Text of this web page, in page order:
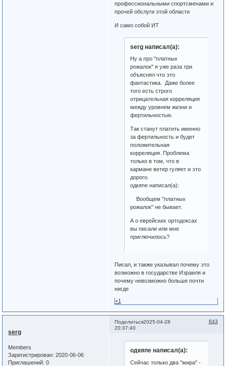
профессиональными спортсменами и
прочей обслуги этой области
И само собой ИТ
serg написал(а):
Ну а про "платных
рожалок" я уже раза три
объяснял что это
фантастика. Даже более
того есть строго
отрицательная корреляция
между уровнем жизни и
фертильностью.
Так станут платить именно
за фертильность и будет
положительная
корреляция. Проблема
только в том, что в
кармане ветер гуляет и это
дорого.
одкяпе написал(а):
Вообщем "платных
рожалок" не бывает.
А о еврейских ортодоксах
вы писали или мне
приглючилось?
Писал, и также указывал почему это
возможно в государстве Израиля и
почему невозможно больше почти
нигде
+1
Поделиться 643
2025-04-28
20:37:40
serg
Members
Зарегистрирован: 2020-06-06
Приглашений: 0
одкяпе написал(а):
Сейчас только два "мира" -